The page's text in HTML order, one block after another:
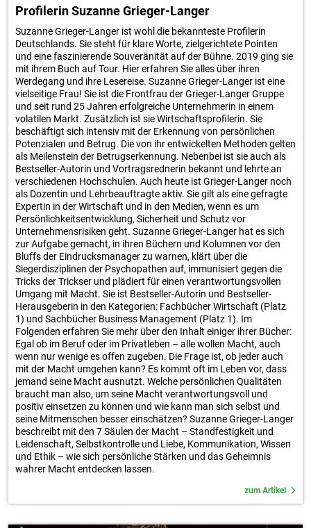
Profilerin Suzanne Grieger-Langer
Suzanne Grieger-Langer ist wohl die bekannteste Profilerin
Deutschlands. Sie steht für klare Worte, zielgerichtete Pointen
und eine faszinierende Souveränität auf der Bühne. 2019 ging sie
mit ihrem Buch auf Tour. Hier erfahren Sie alles über ihren
Werdegang und ihre Lesereise. Suzanne Grieger-Langer ist eine
vielseitige Frau! Sie ist die Frontfrau der Grieger-Langer Gruppe
und seit rund 25 Jahren erfolgreiche Unternehmerin in einem
volatilen Markt. Zusätzlich ist sie Wirtschaftsprofilerin. Sie
beschäftigt sich intensiv mit der Erkennung von persönlichen
Potenzialen und Betrug. Die von ihr entwickelten Methoden gelten
als Meilenstein der Betrugserkennung. Nebenbei ist sie auch als
Bestseller-Autorin und Vortragsrednerin bekannt und lehrte an
verschiedenen Hochschulen. Auch heute ist Grieger-Langer noch
als Dozentin und Lehrbeauftragte aktiv. Sie gilt als eine gefragte
Expertin in der Wirtschaft und in den Medien, wenn es um
Persönlichkeitsentwicklung, Sicherheit und Schutz vor
Unternehmensrisiken geht. Suzanne Grieger-Langer hat es sich
zur Aufgabe gemacht, in ihren Büchern und Kolumnen vor den
Bluffs der Eindrucksmanager zu warnen, klärt über die
Siegerdisziplinen der Psychopathen auf, immunisiert gegen die
Tricks der Trickser und plädiert für einen verantwortungsvollen
Umgang mit Macht. Sie ist Bestseller-Autorin und Bestseller-
Herausgeberin in den Kategorien: Fachbücher Wirtschaft (Platz
1) und Sachbücher Business Management (Platz 1). Im
Folgenden erfahren Sie mehr über den Inhalt einiger ihrer Bücher:
Egal ob im Beruf oder im Privatleben – alle wollen Macht, auch
wenn nur wenige es offen zugeben. Die Frage ist, ob jeder auch
mit der Macht umgehen kann? Es kommt oft im Leben vor, dass
jemand seine Macht ausnutzt. Welche persönlichen Qualitäten
braucht man also, um seine Macht verantwortungsvoll und
positiv einsetzen zu können und wie kann man sich selbst und
seine Mitmenschen besser einschätzen? Suzanne Grieger-Langer
beschreibt mit den 7 Säulen der Macht – Standfestigkeit und
Leidenschaft, Selbstkontrolle und Liebe, Kommunikation, Wissen
und Ethik – wie sich persönliche Stärken und das Geheimnis
wahrer Macht entdecken lassen.
zum Artikel